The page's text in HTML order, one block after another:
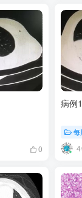
0
病例
每